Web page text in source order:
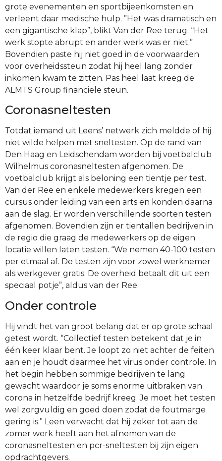
grote evenementen en sportbijeenkomsten en
verleent daar medische hulp. ”Het was dramatisch en
een gigantische klap”, blikt Van der Ree terug. “Het
werk stopte abrupt en ander werk was er niet.”
Bovendien paste hij niet goed in de voorwaarden
voor overheidssteun zodat hij heel lang zonder
inkomen kwam te zitten. Pas heel laat kreeg de
ALMTS Group financiële steun.
Coronasneltesten
Totdat iemand uit Leens’ netwerk zich meldde of hij
niet wilde helpen met sneltesten. Op de rand van
Den Haag en Leidschendam worden bij voetbalclub
Wilhelmus coronasneltesten afgenomen. De
voetbalclub krijgt als beloning een tientje per test.
Van der Ree en enkele medewerkers kregen een
cursus onder leiding van een arts en konden daarna
aan de slag. Er worden verschillende soorten testen
afgenomen. Bovendien zijn er tientallen bedrijven in
de regio die graag de medewerkers op de eigen
locatie willen laten testen. “We nemen 40-100 testen
per etmaal af. De testen zijn voor zowel werknemer
als werkgever gratis. De overheid betaalt dit uit een
speciaal potje”, aldus van der Ree.
Onder controle
Hij vindt het van groot belang dat er op grote schaal
getest wordt. “Collectief testen betekent dat je in
één keer klaar bent. Je loopt zo niet achter de feiten
aan en je houdt daarmee het virus onder controle. In
het begin hebben sommige bedrijven te lang
gewacht waardoor je soms enorme uitbraken van
corona in hetzelfde bedrijf kreeg. Je moet het testen
wel zorgvuldig en goed doen zodat de foutmarge
gering is.” Leen verwacht dat hij zeker tot aan de
zomer werk heeft aan het afnemen van de
coronasneltesten en pcr-sneltesten bij zijn eigen
opdrachtgevers.